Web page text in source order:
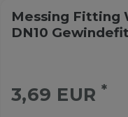
Messing Fitting
DN10
3,69 EUR*